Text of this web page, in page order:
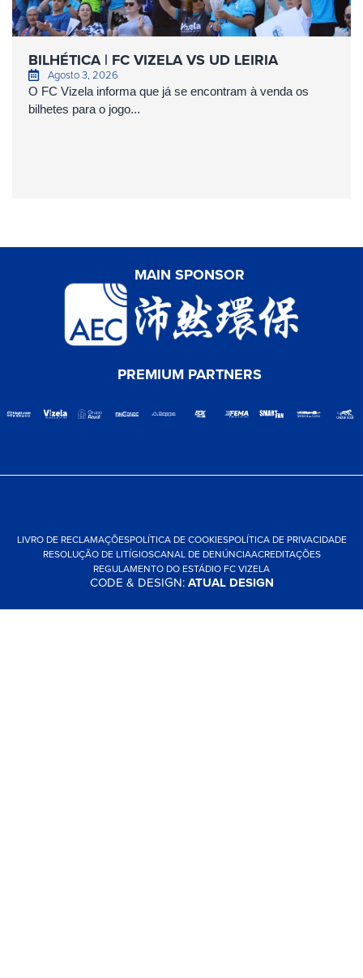
BILHÉTICA | FC VIZELA VS UD LEIRIA
Agosto 3, 2026
O FC Vizela informa que já se encontram à venda os
bilhetes para o jogo...
MAIN SPONSOR
PREMIUM PARTNERS
LIVRO DE RECLAMAÇÕESPOLÍTICA DE COOKIESPOLÍTICA DE PRIVACIDADE
RESOLUÇÃO DE LITÍGIOSCANAL DE DENÚNCIAACREDITAÇÕES
REGULAMENTO DO ESTÁDIO FC VIZELA
CODE & DESIGN:ATUAL DESIGN